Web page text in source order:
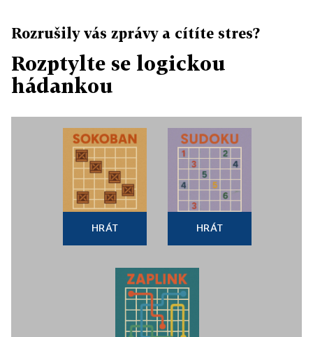
Rozrušily vás zprávy a cítíte stres?
Rozptylte se logickou
hádankou
HRÁT HRÁT